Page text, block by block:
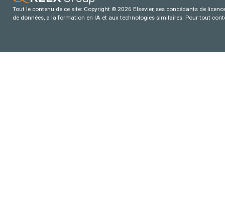
Tout le contenu de ce site: Copyright © 2026 Elsevier, ses concédants de
de données, a la formation en IA et aux technologies similaires. Pour tout